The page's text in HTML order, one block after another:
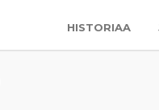
HISTORIAA